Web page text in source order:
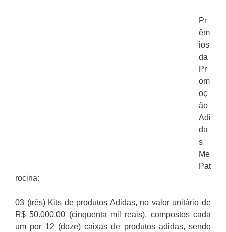
Pr
êm
ios
da
Pr
om
oç
ão
Adi
da
s
Me
Pat
rocina:
03 (três) Kits de produtos Adidas, no valor unitário de
R$ 50.000,00 (cinquenta mil reais), compostos cada
um por 12 (doze) caixas de produtos adidas, sendo